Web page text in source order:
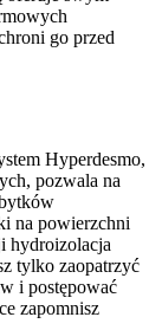
go przed
Hyperdesmo,
pozwala na
na powierzchni
hydroizolacja
tylko zaopatrzyć
i postępować
zapomnisz